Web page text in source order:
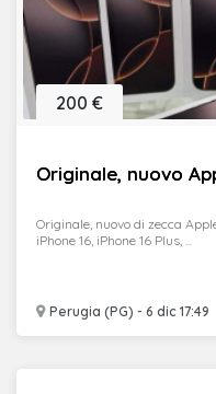
Originale, nuovo
Perugia (PG) - 6 dic 17:49
200 €
Originale, nuovo di zecca
iPhone 16, iPhone 16 Plus, ...